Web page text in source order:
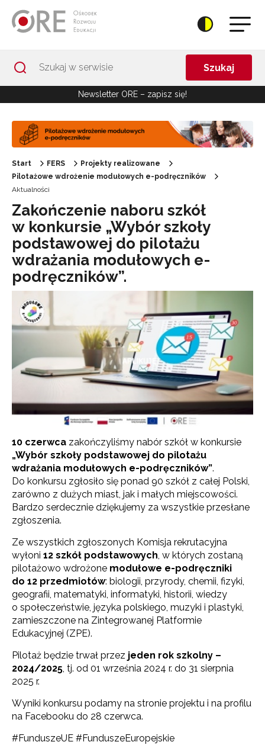
Szukaj
Newsletter ORE – zapisz się!
Start FERS
Projekty realizowane
Pilotażowe wdrożenie modułowych e-podręczników
Aktualności
Zakończenie naboru szkół
w konkursie „Wybór szkoły
podstawowej do pilotażu
wdrażania modułowych e-
podręczników”.
10 czerwca zakończyliśmy nabór szkół w konkursie
„Wybór szkoły podstawowej do pilotażu
wdrażania modułowych e-podręczników”.
Do konkursu zgłosiło się ponad 90 szkół z całej Polski,
zarówno z dużych miast, jak i małych miejscowości.
Bardzo serdecznie dziękujemy za wszystkie przesłane
zgłoszenia.
Ze wszystkich zgłoszonych Komisja rekrutacyjna
wyłoni 12 szkół podstawowych, w których zostaną
pilotażowo wdrożone modułowe e-podręczniki
do 12 przedmiotów: biologii, przyrody, chemii, fizyki,
geografii, matematyki, informatyki, historii, wiedzy
o społeczeństwie, języka polskiego, muzyki i plastyki,
zamieszczone na Zintegrowanej Platformie
Edukacyjnej (ZPE).
Pilotaż będzie trwał przez jeden rok szkolny –
2024/2025, tj. od 01 września 2024 r. do 31 sierpnia
2025 r.
Wyniki konkursu podamy na stronie projektu i na profilu
na Facebooku do 28 czerwca.
#FunduszeUE #FunduszeEuropejskie